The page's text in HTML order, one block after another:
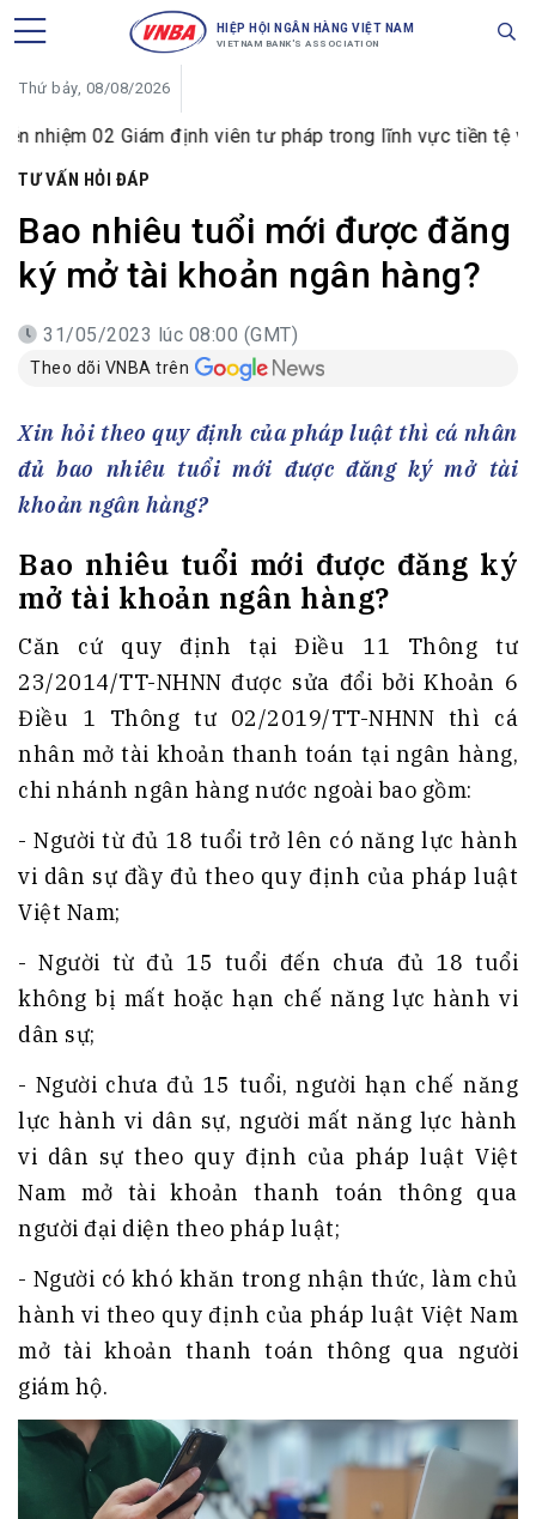
HIỆP HỘI NGÂN HÀNG VIỆT NAM
VIETNAM BANK'S ASSOCIATION
Thứ bảy, 08/08/2026
02 Giám định viên tư pháp trong lĩnh vực tiền tệ và ngân
TƯ VẤN HỎI ĐÁP
Bao nhiêu tuổi mới được đăng
ký mở tài khoản ngân hàng?
31/05/2023 lúc 08:00 (GMT)
Theo dõi VNBA trên
Xin hỏi theo quy định của pháp luật thì cá nhân
đủ bao nhiêu tuổi mới được đăng ký mở tài
khoản ngân hàng?
Bao nhiêu tuổi mới được đăng ký
mở tài khoản ngân hàng?
Căn cứ quy định tại Điều 11 Thông tư
23/2014/TT-NHNN được sửa đổi bởi Khoản 6
Điều 1 Thông tư 02/2019/TT-NHNN thì cá
nhân mở tài khoản thanh toán tại ngân hàng,
chi nhánh ngân hàng nước ngoài bao gồm:
- Người từ đủ 18 tuổi trở lên có năng lực hành
vi dân sự đầy đủ theo quy định của pháp luật
Việt Nam;
- Người từ đủ 15 tuổi đến chưa đủ 18 tuổi
không bị mất hoặc hạn chế năng lực hành vi
dân sự;
- Người chưa đủ 15 tuổi, người hạn chế năng
lực hành vi dân sự, người mất năng lực hành
vi dân sự theo quy định của pháp luật Việt
Nam mở tài khoản thanh toán thông qua
người đại diện theo pháp luật;
- Người có khó khăn trong nhận thức, làm chủ
hành vi theo quy định của pháp luật Việt Nam
mở tài khoản thanh toán thông qua người
giám hộ.